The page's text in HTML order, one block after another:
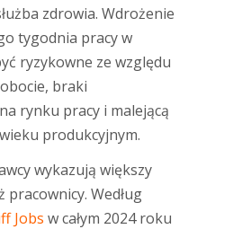
zdrowia. Wdrożenie
tygodnia pracy w
ryzykowne ze względu
braki
rynku pracy i malejącą
produkcyjnym.
wykazują większy
pracownicy. Według
Jobs w całym 2024 roku